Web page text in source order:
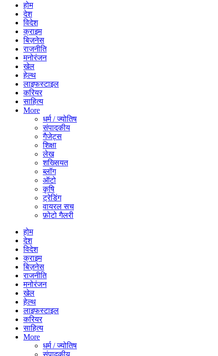
होम
देश
विदेश
क्राइम
बिज़नेस
राजनीति
मनोरंजन
खेल
हेल्थ
लाइफस्टाइल
करियर
साहित्य
More
धर्म / ज्योतिष
संपादकीय
गैजेट्स
शिक्षा
लेख
शख्सियत
ब्लॉग
ऑटो
कृषि
ट्रेडिंग
वायरल सच
फ़ोटो गैलरी
होम
देश
विदेश
क्राइम
बिज़नेस
राजनीति
मनोरंजन
खेल
हेल्थ
लाइफस्टाइल
करियर
साहित्य
More
धर्म / ज्योतिष
संपादकीय